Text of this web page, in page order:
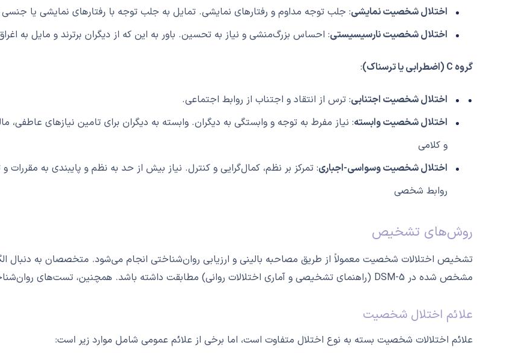
اختلال شخصیت نمایشی: جلب توجه مداوم و رفتارهای نمایشی. تمایل به جلب توجه با رفتارهای نمایشی یا
اختلال شخصیت نارسیسیستی: احساس بزرگ‌منشی و نیاز به تحسین. باور به این که از دیگران برترند و مایل
گروه C (اضطرابی یا ترسناک) :
اختلال شخصیت اجتنابی: ترس از انتقاد و اجتناب از روابط اجتماعی.
اختلال شخصیت وابسته: نیاز مفرط به توجه و وابستگی به دیگران. وابسته به دیگران برای تامین نیازهای
و کلامی
اختلال شخصیت وسواسی-اجباری: تمرکز بر نظم، کمال‌گرایی و کنترل. نیاز بیش از حد به نظم و پایبندی به مقررات
روابط شخصی
روش‌های تشخیص
تشخیص اختلالات شخصیت معمولاً از طریق مصاحبه بالینی و ارزیابی روان‌شناختی انجام می‌شود. متخصصان به دنبال
مشخص شده در DSM-5 (راهنمای تشخیصی و آماری اختلالات روانی) مطابقت داشته باشد. همچنین، تست‌های روان‌شناختی نیز می‌توانند به تشخیص دقیق‌تر کمک کنند.
علائم اختلال شخصیت
علائم اختلالات شخصیت بسته به نوع اختلال متفاوت است، اما برخی از علائم عمومی شامل موارد زیر است: